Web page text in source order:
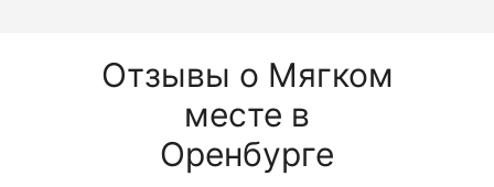
Отзывы о Мягком
месте в
Оренбурге